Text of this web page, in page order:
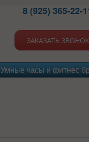
8 (925) 365-22-
ЗАКАЗАТЬ ЗВОНОК
Умные часы и фитнес